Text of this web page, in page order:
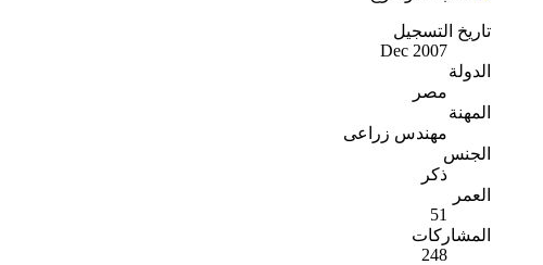
تاريخ التسجيل
Dec 2007
الدولة
مصر
المهنة
مهندس زراعى
الجنس
ذكر
العمر
51
المشاركات
248